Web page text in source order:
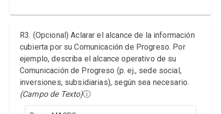
R3. (Opcional) Aclarar el alcance de la información
cubierta por su Comunicación de Progreso. Por
ejemplo, describa el alcance operativo de su
Comunicación de Progreso (p. ej., sede social,
inversiones, subsidiarias), según sea necesario.
(Campo de Texto)ⓘ